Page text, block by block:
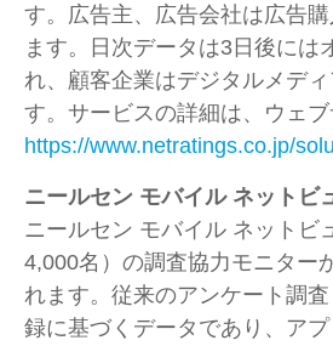
す。広告主、広告会社は広告
ます。日次データは3日後には
れ、顧客企業はデジタルメデ
す。サービスの詳細は、ウェ
https://www.netratings.co.jp/
ニールセン モバイル ネットビ
ニールセン モバイル ネットビ
4,000名）の調査協力モニター
れます。従来のアンケート調
録に基づくデータであり、ア